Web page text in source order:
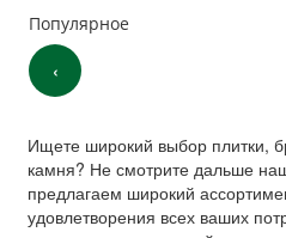
Популярное
‹
Ищете широкий выбор плитки,
камня? Не смотрите дальше
предлагаем широкий
удовлетворения всех ваших